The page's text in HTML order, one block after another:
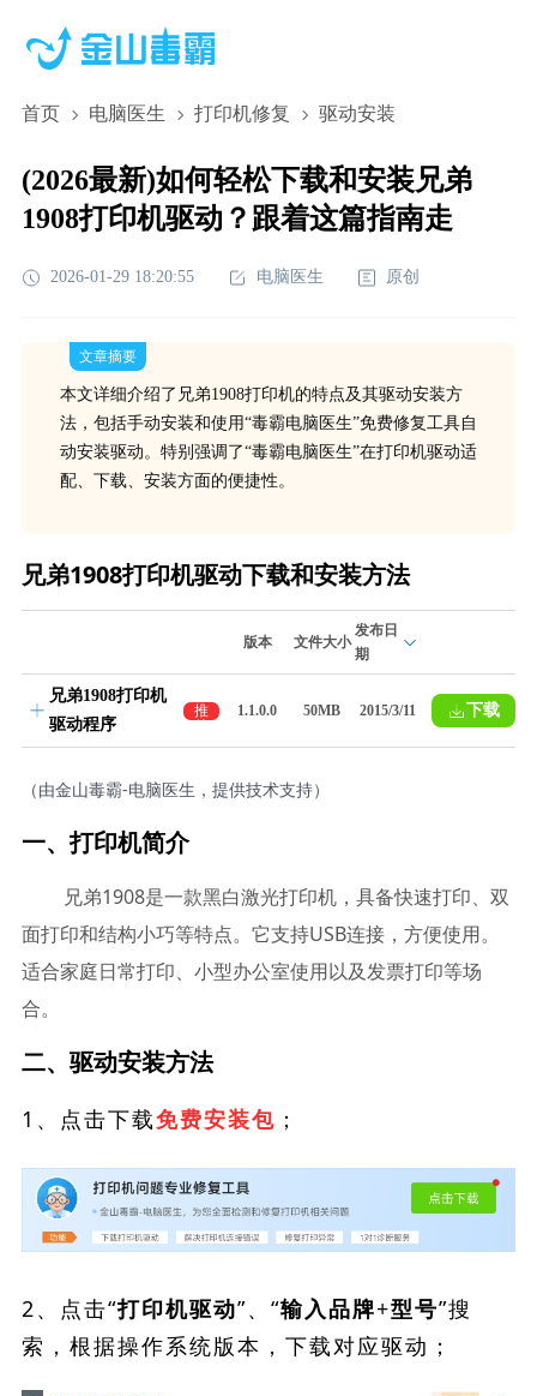
首页 电脑医生 打印机修复 驱动安装
(2026最新)如何轻松下载和安装兄弟
1908打印机驱动？跟着这篇指南走
2026-01-29 18:20:55 电脑医生 原创
文章摘要
本文详细介绍了兄弟1908打印机的特点及其驱动安装方
法，包括手动安装和使用“毒霸电脑医生”免费修复工具自
动安装驱动。特别强调了“毒霸电脑医生”在打印机驱动适
配、下载、安装方面的便捷性。
兄弟1908打印机驱动下载和安装方法
版本 文件大小
发布日
期
兄弟1908打印机
驱动程序
推
荐
1.1.0.0 50MB 2015/3/11 下载
（由金山毒霸-电脑医生，提供技术支持）
一、打印机简介
兄弟1908是一款黑白激光打印机，具备快速打印、双
面打印和结构小巧等特点。它支持USB连接，方便使用。
适合家庭日常打印、小型办公室使用以及发票打印等场
合。
二、驱动安装方法
1、点击下载免费安装包 ；
2、点击“打印机驱动”、“输入品牌+型号”搜
索，根据操作系统版本，下载对应驱动；